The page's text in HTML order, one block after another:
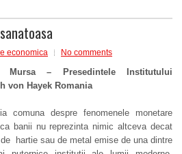
economica No comments
Mursa – Presedintele Institutului
von Hayek Romania
comuna despre fenomenele monetare
banii nu reprezinta nimic altceva decat
hartie sau de metal emise de una dintre